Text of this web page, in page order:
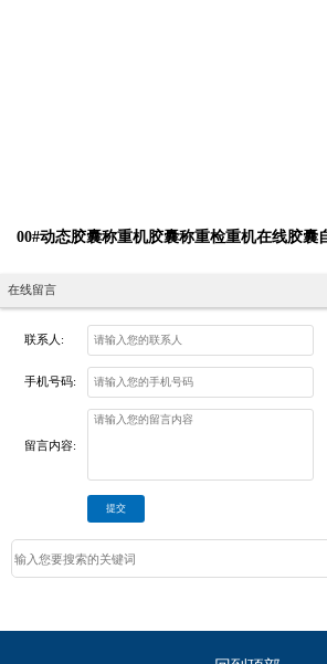
00#动态胶囊称重机胶囊称重检重机在线胶囊
在线留言
联系人:
手机号码:
留言内容: